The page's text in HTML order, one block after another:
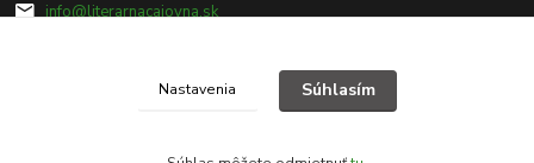
info@literarnacajovna.sk
Nastavenia Súhlasím